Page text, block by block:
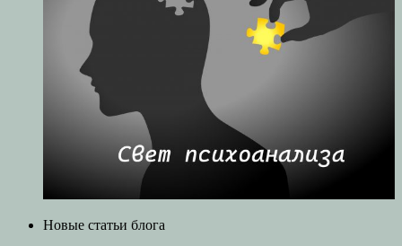
Новые статьи блога